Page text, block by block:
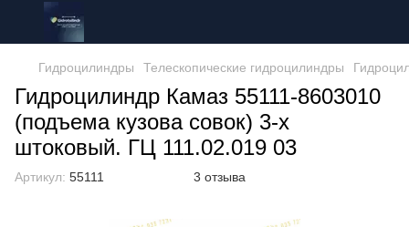
Гидроцилиндры Телескопические гидроцилиндры
Гидроцилиндр Камаз 55111-8603010
(подъема кузова совок) 3-х
штоковый. ГЦ 111.02.019 03
Артикул: 55111 3 отзыва